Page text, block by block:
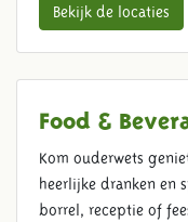
Bekijk de locaties
Food &
Kom ouderwets
heerlijke dranken en
borrel, receptie of